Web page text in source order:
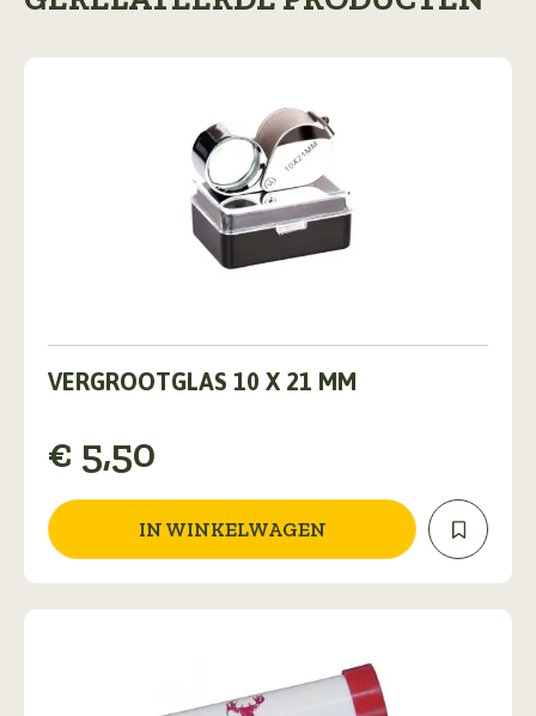
VERGROOTGLAS 10 X 21 MM
€ 5,50
IN WINKELWAGEN